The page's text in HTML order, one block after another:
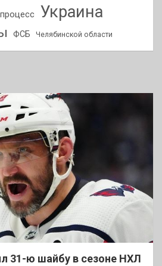
Украина
ФСБ Челябинской области
31-ю шайбу в сезоне НХЛ